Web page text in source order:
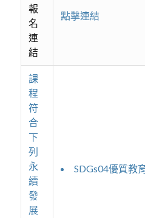
報
名
連
結
點擊連結
課
程
符
合
下
列
永
續
發
展
SDGs04優質教